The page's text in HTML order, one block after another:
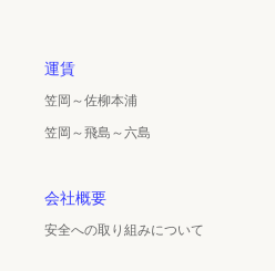
運賃
笠岡～佐柳本浦
笠岡～飛島～六島
会社概要
安全への取り組みについて